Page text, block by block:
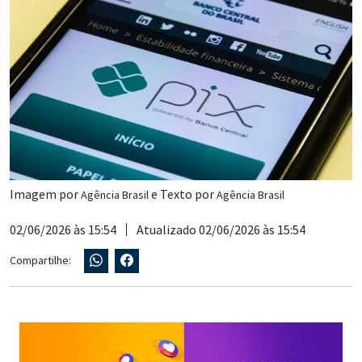
Imagem porAgência Brasile Texto porAgência Brasil
02/06/2026 às 15:54 Atualizado 02/06/2026 às 15:54
Compartilhe: